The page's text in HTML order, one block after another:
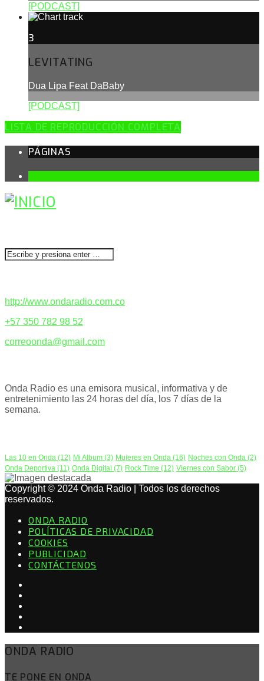
[PODCAST]
3
LEVITATING
Dua Lipa Feat DaBaby
[PODCAST]
LISTA DE REPRODUCCIÓN COMPLETA
PÁGINAS
http://www.ondaradio.com.co
+57 350 782 98 52
correoonda@gmail.com
Onda Radio es una emisora musical, informativa y de
entretenimiento las 24 horas del día, los 7 días de la
semana.
Las 10 en Onda (12) Mi Album (3) Mujeres en Onda (16) Noches con Onda (2)
Onda Deportiva (11) Onda Digital (7) Rock Time (12) Viernes con Sabor (5)
Copyright © 2024 Onda Radio | Todos los derechos
reservados.
ONDA RADIO
POLÍTICAS DE PRIVACIDAD
COOKIES
PUBLICIDAD
CONTÁCTENOS
ONDA RADIO
TE PONE EN ONDA